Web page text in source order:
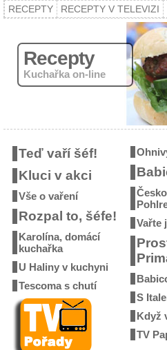
RECEPTY RECEPTY V TELEVIZI
Recepty
Kuchařka on-line
Teď vaří šéf!
Kluci v akci
Vše o vaření
Rozpal to, šéfe!
Karolína, domácí
kuchařka
U Haliny v kuchyni
Tescoma s chutí
Vařte
S
Když
TV